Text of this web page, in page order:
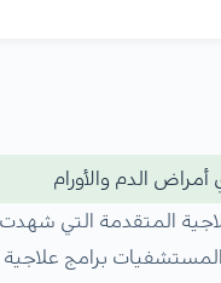
الدم والأورام
المتقدمة التي
المستشفيات برامج